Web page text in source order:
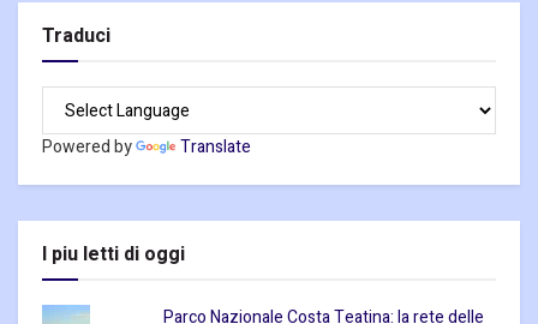
Traduci
Powered by Translate
I piu letti di oggi
Parco Nazionale Costa Teatina: la rete delle